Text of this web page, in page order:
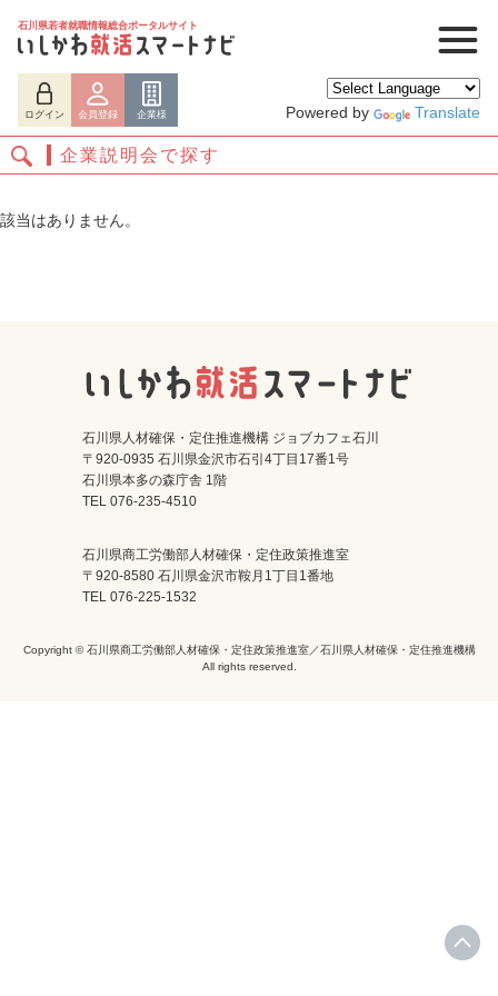
石川県若者就職情報総合ポータルサイト
ログイン 会員登録 企業様 Powered by Translate
ログイン 会員登録
企業説明会で探す
該当はありません。
石川県人材確保・定住推進機構 ジョブカフェ石川
〒920-0935 石川県金沢市石引4丁目17番1号
石川県本多の森庁舎 1階
TEL 076-235-4510
石川県商工労働部人材確保・定住政策推進室
〒920-8580 石川県金沢市鞍月1丁目1番地
TEL 076-225-1532
Copyright © 石川県商工労働部人材確保・定住政策推進室／石川県人材確保・定住推進機構
All rights reserved.